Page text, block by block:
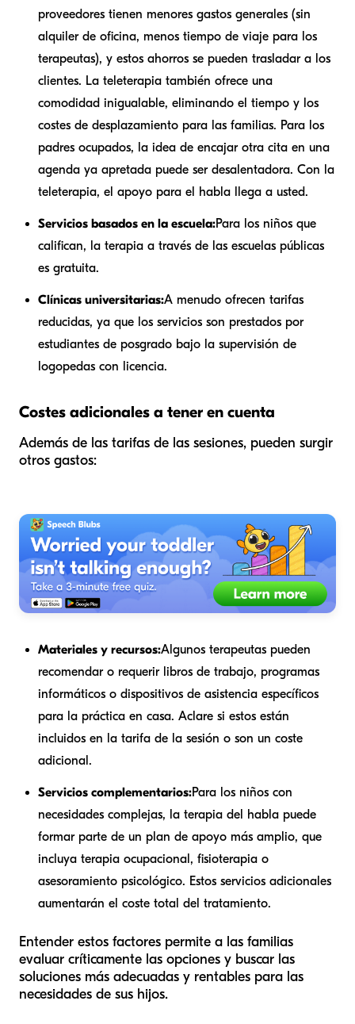
proveedores tienen menores gastos generales (sin
alquiler de oficina, menos tiempo de viaje para los
terapeutas), y estos ahorros se pueden trasladar a los
clientes. La teleterapia también ofrece una
comodidad inigualable, eliminando el tiempo y los
costes de desplazamiento para las familias. Para los
padres ocupados, la idea de encajar otra cita en una
agenda ya apretada puede ser desalentadora. Con la
teleterapia, el apoyo para el habla llega a usted.
Servicios basados en la escuela:Para los niños que
califican, la terapia a través de las escuelas públicas
es gratuita.
Clínicas universitarias:A menudo ofrecen tarifas
reducidas, ya que los servicios son prestados por
estudiantes de posgrado bajo la supervisión de
logopedas con licencia.
Costes adicionales a tener en cuenta
Además de las tarifas de las sesiones, pueden surgir
otros gastos:
Materiales y recursos:Algunos terapeutas pueden
recomendar o requerir libros de trabajo, programas
informáticos o dispositivos de asistencia específicos
para la práctica en casa. Aclare si estos están
incluidos en la tarifa de la sesión o son un coste
adicional.
Servicios complementarios:Para los niños con
necesidades complejas, la terapia del habla puede
formar parte de un plan de apoyo más amplio, que
incluya terapia ocupacional, fisioterapia o
asesoramiento psicológico. Estos servicios adicionales
aumentarán el coste total del tratamiento.
Entender estos factores permite a las familias
evaluar críticamente las opciones y buscar las
soluciones más adecuadas y rentables para las
necesidades de sus hijos.